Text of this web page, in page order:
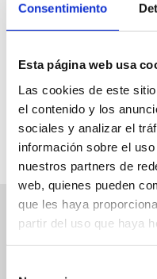
Consentimiento
Esta página web usa
Las cookies de este
el contenido y los
sociales y analizar el
información sobre el
nuestros partners de
web, quienes pueden
que les haya
partir del uso que haya
Web
Altres